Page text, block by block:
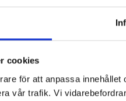
cookies
för att anpassa
vår trafik. Vi